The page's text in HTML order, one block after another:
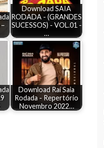
Download SAIA
RODADA - (GRANDES
SUCESSOS) - VOL.01 -
…
Download Raí Saia
Rodada - Repertório
Novembro 2022…